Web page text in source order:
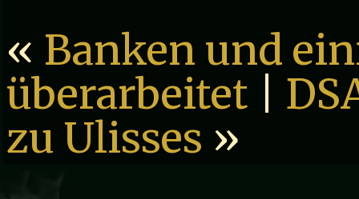
« Banken und
überarbeitet
zu Ulisses »